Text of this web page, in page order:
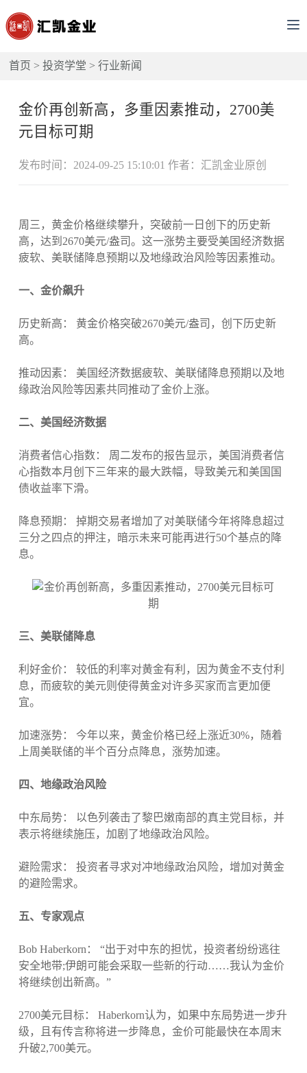
首页 >投资学堂 >行业新闻
金价再创新高，多重因素推动，2700美
元目标可期
发布时间：2024-09-25 15:10:01 作者：汇凯金业原创
周三，黄金价格继续攀升，突破前一日创下的历史新
高，达到2670美元/盎司。这一涨势主要受美国经济数据
疲软、美联储降息预期以及地缘政治风险等因素推动。
一、金价飙升
历史新高： 黄金价格突破2670美元/盎司，创下历史新
高。
推动因素： 美国经济数据疲软、美联储降息预期以及地
缘政治风险等因素共同推动了金价上涨。
二、美国经济数据
消费者信心指数： 周二发布的报告显示，美国消费者信
心指数本月创下三年来的最大跌幅，导致美元和美国国
债收益率下滑。
降息预期： 掉期交易者增加了对美联储今年将降息超过
三分之四点的押注，暗示未来可能再进行50个基点的降
息。
三、美联储降息
利好金价： 较低的利率对黄金有利，因为黄金不支付利
息，而疲软的美元则使得黄金对许多买家而言更加便
宜。
加速涨势： 今年以来，黄金价格已经上涨近30%，随着
上周美联储的半个百分点降息，涨势加速。
四、地缘政治风险
中东局势： 以色列袭击了黎巴嫩南部的真主党目标，并
表示将继续施压，加剧了地缘政治风险。
避险需求： 投资者寻求对冲地缘政治风险，增加对黄金
的避险需求。
五、专家观点
Bob Haberkorn： “出于对中东的担忧，投资者纷纷逃往
安全地带;伊朗可能会采取一些新的行动……我认为金价
将继续创出新高。”
2700美元目标： Haberkorn认为，如果中东局势进一步升
级，且有传言称将进一步降息，金价可能最快在本周末
升破2,700美元。